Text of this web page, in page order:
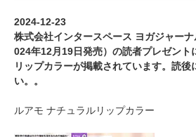
2024-12-23
株式会社インタースペース ヨガジャー
024年12月19日発売）の読者プレゼント
リップカラーが掲載されています。読後
い。。
ルアモ ナチュラルリップカラー